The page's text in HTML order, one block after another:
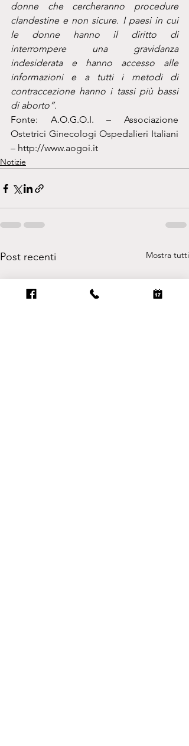
donne che cercheranno procedure
clandestine e non sicure. I paesi in cui
le donne hanno il diritto di
interrompere una gravidanza
indesiderata e hanno accesso alle
informazioni e a tutti i metodi di
contraccezione hanno i tassi più bassi
di aborto”.
Fonte: A.O.G.O.I. – Associazione
Ostetrici Ginecologi Ospedalieri Italiani
– http://www.aogoi.it
Notizie
Post recenti Mostra tutti